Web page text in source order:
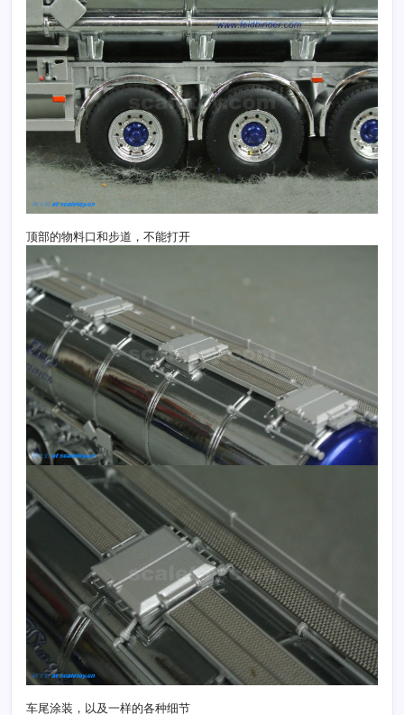
顶部的物料口和步道，不能打开
车尾涂装，以及一样的各种细节